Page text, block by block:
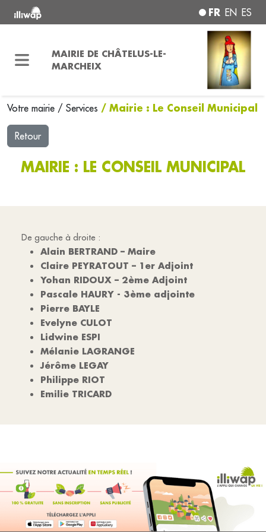
FR EN ES
MAIRIE DE CHÂTELUS-LE-
MARCHEIX
Votre mairie / Services / Mairie : Le Conseil Municipal
Retour
MAIRIE : LE CONSEIL MUNICIPAL
De gauche à droite :
Alain BERTRAND – Maire
Claire PEYRATOUT – 1er Adjoint
Yohan RIDOUX – 2ème Adjoint
Pascale HAURY - 3ème adjointe
Pierre BAYLE
Evelyne CULOT
Lidwine ESPI
Mélanie LAGRANGE
Jérôme LEGAY
Philippe RIOT
Emilie TRICARD